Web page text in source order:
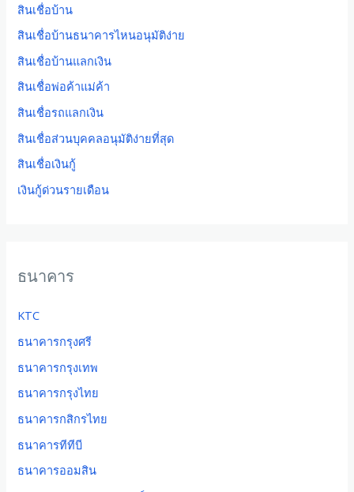
สินเชื่อบ้าน
สินเชื่อบ้านธนาคารไหนอนุมัติง่าย
สินเชื่อบ้านแลกเงิน
สินเชื่อพ่อค้าแม่ค้า
สินเชื่อรถแลกเงิน
สินเชื่อส่วนบุคคลอนุมัติง่ายที่สุด
สินเชื่อเงินกู้
เงินกู้ด่วนรายเดือน
ธนาคาร
KTC
ธนาคารกรุงศรี
ธนาคารกรุงเทพ
ธนาคารกรุงไทย
ธนาคารกสิกรไทย
ธนาคารทีทีบี
ธนาคารออมสิน